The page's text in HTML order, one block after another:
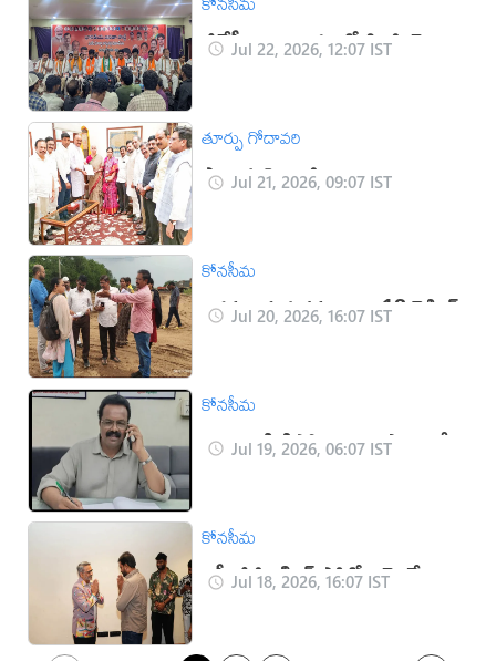
బీజేపీ కార్యాలయంలో ఓబిసి మోర్చా
Jul 22, 2026, 12:07 IST
తూర్పు గోదావరి
పొగాకు పై జిఎస్టి శాతాన్ని
Jul 21, 2026, 09:07 IST
కోనసీమ
అక్రమ ఇసుక తవ్వకాలు: 13 డ్రెడ్జింగ్
Jul 20, 2026, 16:07 IST
కోనసీమ
రాజమండ్రి డిపో నుంచి ఆషాడం దేవి
Jul 19, 2026, 06:07 IST
కోనసీమ
ఎస్పీబీ సింగింగ్ షోలో ఎమ్మెల్యే
Jul 18, 2026, 16:07 IST